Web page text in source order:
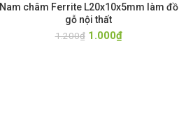
Nam châm Ferrite L20x10x5mm làm đồ
gỗ nội thất
1.200₫ 1.000₫